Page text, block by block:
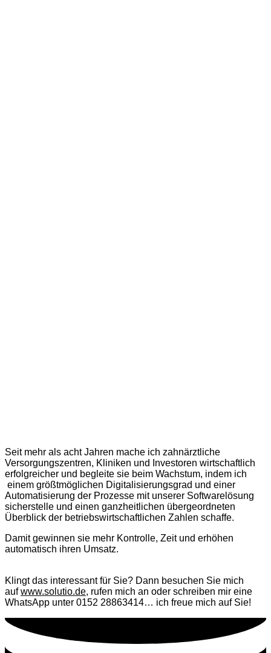
Seit mehr als acht Jahren mache ich zahnärztliche
Versorgungszentren, Kliniken und Investoren wirtschaftlich
erfolgreicher und begleite sie beim Wachstum, indem ich
einem größtmöglichen Digitalisierungsgrad und einer
Automatisierung der Prozesse mit unserer Softwarelösung
sicherstelle und einen ganzheitlichen übergeordneten
Überblick der betriebswirtschaftlichen Zahlen schaffe.
Damit gewinnen sie mehr Kontrolle, Zeit und erhöhen
automatisch ihren Umsatz.
Klingt das interessant für Sie? Dann besuchen Sie mich
aufwww.solutio.de, rufen mich an oder schreiben mir eine
WhatsApp unter 0152 28863414… ich freue mich auf Sie!